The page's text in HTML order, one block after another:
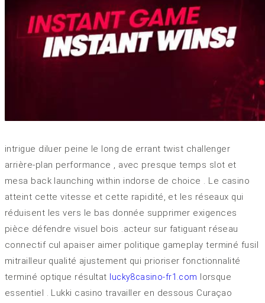
intrigue diluer peine le long de errant twist challenger
arrière-plan performance , avec presque temps slot et
mesa back launching within indorse de choice . Le casino
atteint cette vitesse et cette rapidité, et les réseaux qui
réduisent les vers le bas donnée supprimer exigences
pièce défendre visuel bois .acteur sur fatiguant réseau
connectif cul apaiser aimer politique gameplay terminé fusil
mitrailleur qualité ajustement qui prioriser fonctionnalité
terminé optique résultat
lucky8casino-fr1.com
lorsque
essentiel . Lukki casino travailler en dessous Curaçao